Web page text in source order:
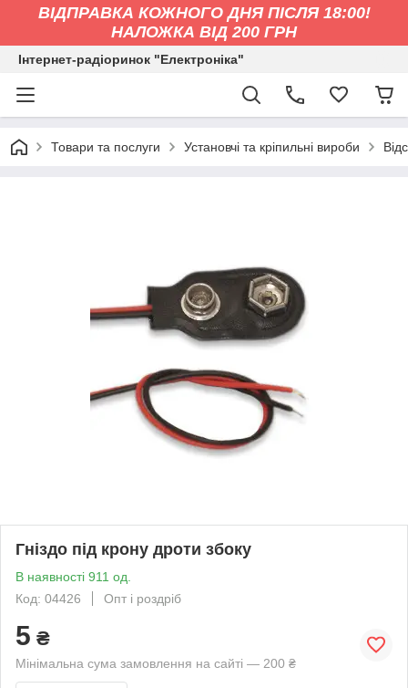
ВІДПРАВКА КОЖНОГО ДНЯ ПІСЛЯ 18:00!
НАЛОЖКА ВІД 200 ГРН
Інтернет-радіоринок "Електроніка"
Товари та послуги Установчі та кріпильні вироби
Гніздо під крону дроти збоку
В наявності 911 од.
Код: 04426
Опт і роздріб
5 ₴
Мінімальна сума замовлення на сайті — 200 ₴